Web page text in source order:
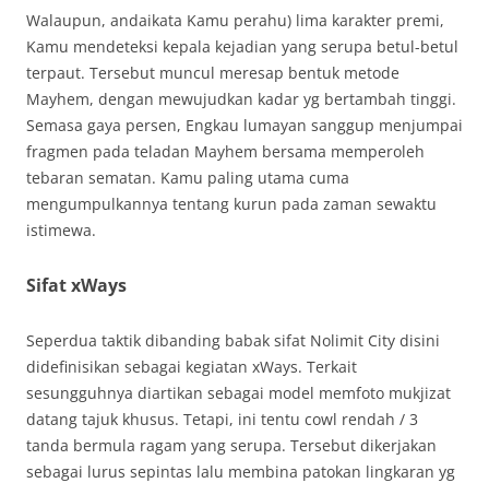
Walaupun, andaikata Kamu perahu) lima karakter premi,
Kamu mendeteksi kepala kejadian yang serupa betul-betul
terpaut. Tersebut muncul meresap bentuk metode
Mayhem, dengan mewujudkan kadar yg bertambah tinggi.
Semasa gaya persen, Engkau lumayan sanggup menjumpai
fragmen pada teladan Mayhem bersama memperoleh
tebaran sematan. Kamu paling utama cuma
mengumpulkannya tentang kurun pada zaman sewaktu
istimewa.
Sifat xWays
Seperdua taktik dibanding babak sifat Nolimit City disini
didefinisikan sebagai kegiatan xWays. Terkait
sesungguhnya diartikan sebagai model memfoto mukjizat
datang tajuk khusus. Tetapi, ini tentu cowl rendah / 3
tanda bermula ragam yang serupa. Tersebut dikerjakan
sebagai lurus sepintas lalu membina patokan lingkaran yg